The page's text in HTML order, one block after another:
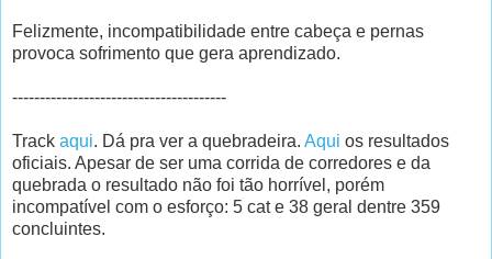
Felizmente, incompatibilidade entre cabeça e pernas
provoca sofrimento que gera aprendizado.
---------------------------------------
Track aqui. Dá pra ver a quebradeira. Aqui os resultados
oficiais. Apesar de ser uma corrida de corredores e da
quebrada o resultado não foi tão horrível, porém
incompatível com o esforço: 5 cat e 38 geral dentre 359
concluintes.